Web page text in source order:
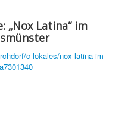
„Nox Latina“ im
c-lokales/nox-latina-im-